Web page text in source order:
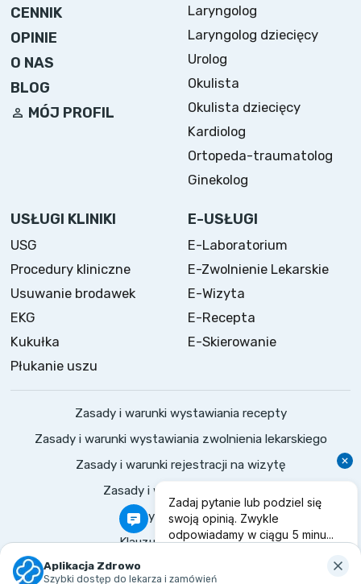
Aplikacja Zdrowo
Szybki dostęp do lekarza i zamówień
CENNIK
OPINIE
O NAS
BLOG
MÓJ PROFIL
Laryngolog
Laryngolog dziecięcy
Urolog
Okulista
Okulista dziecięcy
Kardiolog
Ortopeda-traumatolog
Ginekolog
USŁUGI KLINIKI
USG
Procedury kliniczne
Usuwanie brodawek
EKG
Kukułka
Płukanie uszu
E-USŁUGI
E-Laboratorium
E-Zwolnienie Lekarskie
E-Wizyta
E-Recepta
E-Skierowanie
©2026Zdrowo.
Zasady i warunki wystawiania recepty
Zasady i warunki wystawiania zwolnienia lekarskiego
Zasady i warunki rejestracji na wizytę
Zasady i warunki konsultacji
Polityka prywatności
Klauzule informacyjne